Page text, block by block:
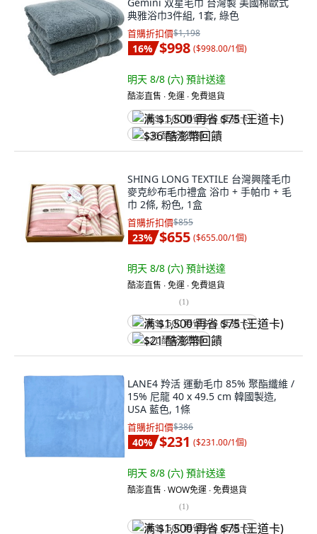
典雅浴巾3件組, 1套, 綠色
首購折扣價$1,198
16% $998 ($998.00/1個)
明天 8/8 (六) 預計送達
酷澎直售 ∙ 免運 ∙ 免費退貨
满 $1,500 再省 $75 (王道卡)
$36 酷澎幣回饋
SHING LONG TEXTILE 台灣興隆毛巾
麥克紗布毛巾禮盒 浴巾 + 手帕巾 + 毛
巾 2條, 粉色, 1盒
首購折扣價$855
23% $655 ($655.00/1個)
明天 8/8 (六) 預計送達
酷澎直售 ∙ 免運 ∙ 免費退貨
(1)
满 $1,500 再省 $75 (王道卡)
$21 酷澎幣回饋
LANE4 羚活 運動毛巾 85% 聚酯纖維 /
15% 尼龍 40 x 49.5 cm 韓國製造,
USA 藍色, 1條
首購折扣價$386
40% $231 ($231.00/1個)
明天 8/8 (六) 預計送達
酷澎直售 ∙ WOW免運 ∙ 免費退貨
(1)
满 $1,500 再省 $75 (王道卡)